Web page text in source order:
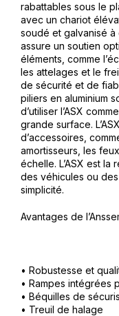
rabattables sous le
avec un chariot
soudé et galvanisé
assure un soutien
éléments, comme
les attelages et le
de sécurité et de
piliers en aluminium
d’utiliser l’ASX
grande surface.
d’accessoires,
amortisseurs, les
échelle. L’ASX est
des véhicules ou
simplicité.
Avantages de
• Robustesse et
• Rampes intégrées
• Béquilles de
• Treuil de halage